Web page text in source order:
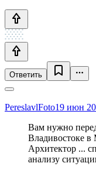
Ответить
PereslavlFoto19 июн
Вам нужно
Владивостоке в
Архитектор ...
анализу